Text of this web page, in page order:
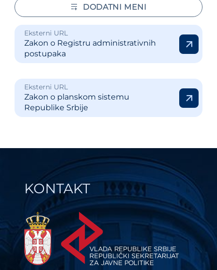
Eksterni URL
Zakon o Registru administrativnih
postupaka
Eksterni URL
Zakon o planskom sistemu
Republike Srbije
DODATNI MENI
KONTAKT